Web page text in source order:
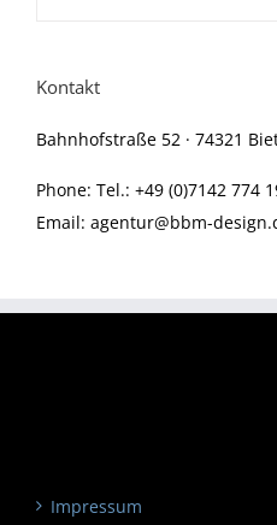
Kontakt
Bahnhofstraße 52 · 74321
Phone: Tel.: +49 (0)7142 774
Email: agentur@bbm-
Impressum